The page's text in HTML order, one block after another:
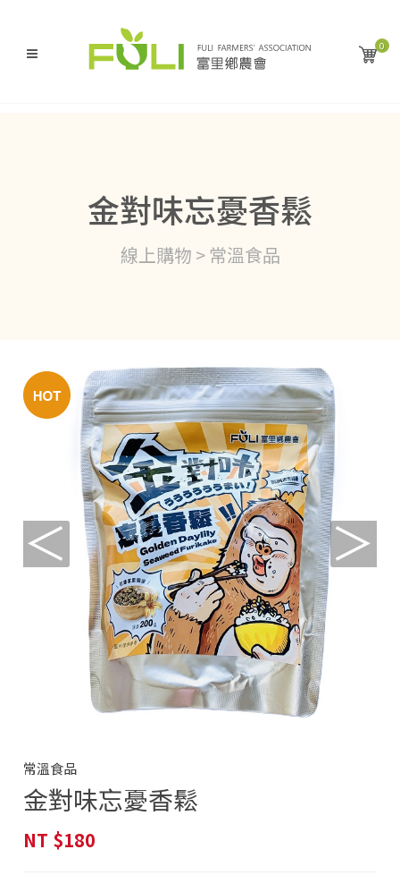
0
金對味忘憂香鬆
線上購物 > 常溫食品
＜ ＞
常溫食品
金對味忘憂香鬆
NT $180